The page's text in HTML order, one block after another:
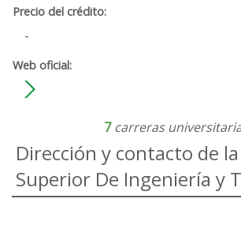
-
7carreras
Dirección y contacto de la
Superior De Ingeniería y